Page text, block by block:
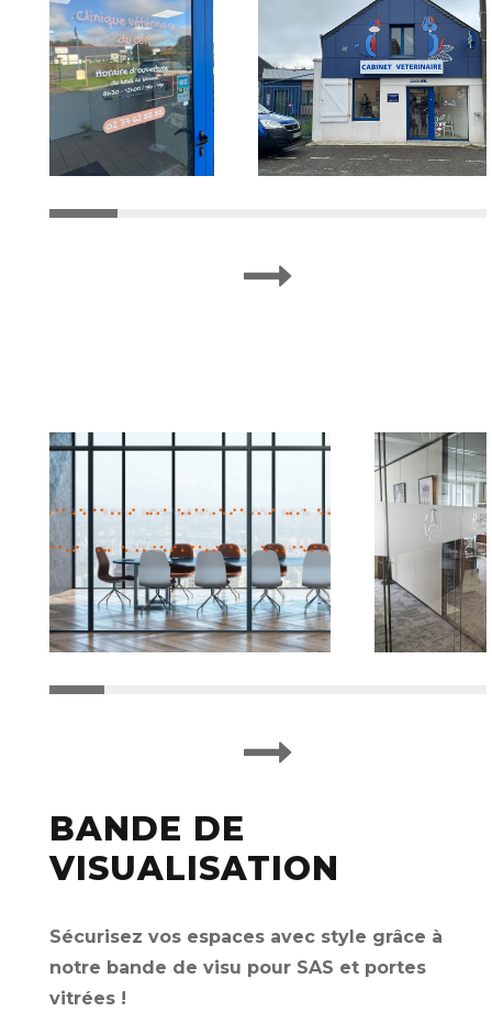
BANDE DE
VISUALISATION
Sécurisez vos espaces avec style grâce à
notre bande de visu pour SAS et portes
vitrées !